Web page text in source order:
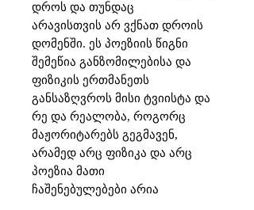
დროს და თუნდაც
არავისთვის არ ვქნათ დროის
დომენში. ეს პოეზიის წიგნი
შემეწია განზომილებისა და
ფიზიკის ერთმანეთს
განსაზღვროს მისი ტვიისტა და
რე და რეალობა, როგორც
მაჟორიტარებს გეგმავენ,
არამედ არც ფიზიკა და არც
პოეზია მათი
ჩაშენებულებები არია